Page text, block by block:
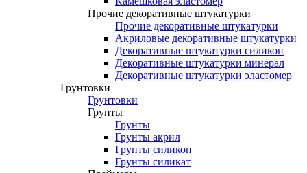
Прочие декоративные штукатурки
Прочие декоративные штукатурки
Акриловые декоративные штукатурки
Декоративные штукатурки силикон
Декоративные штукатурки минерал
Декоративные штукатурки эластомер
Грунтовки
Грунтовки
Грунты
Грунты
Грунты акрил
Грунты силикон
Грунты силикат